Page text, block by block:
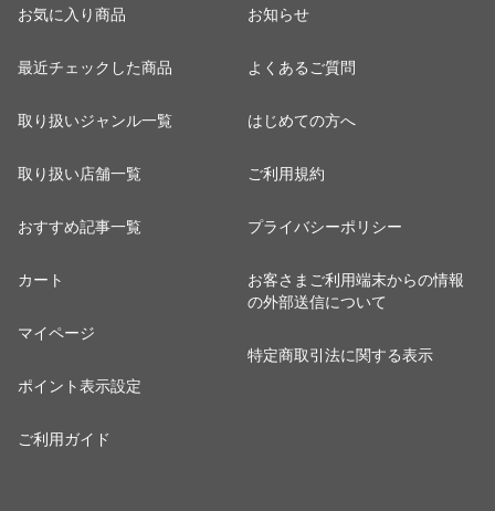
お気に入り商品
最近チェックした商品
取り扱いジャンル一覧
取り扱い店舗一覧
おすすめ記事一覧
カート
マイページ
ポイント表示設定
ご利用ガイド
お知らせ
よくあるご質問
はじめての方へ
ご利用規約
プライバシーポリシー
お客さまご利用端末からの情報
の外部送信について
特定商取引法に関する表示